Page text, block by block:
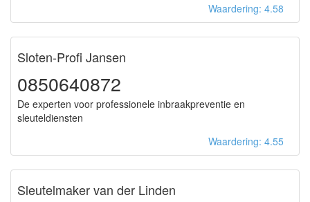
Waardering: 4.58
Sloten-Profi Jansen
0850640872
De experten voor professionele inbraakpreventie en
sleuteldiensten
Waardering: 4.55
Sleutelmaker van der Linden